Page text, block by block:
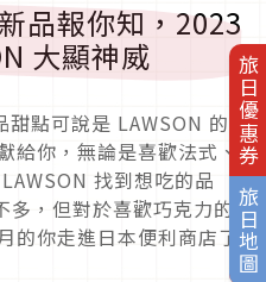
旅日優惠券
旅日地圖
品報你知，2023
大顯神威
點可說是 LAWSON 的
給你，無論是喜歡法式、
找到想吃的品
，但對於喜歡巧克力的
的你走進日本便利商店了